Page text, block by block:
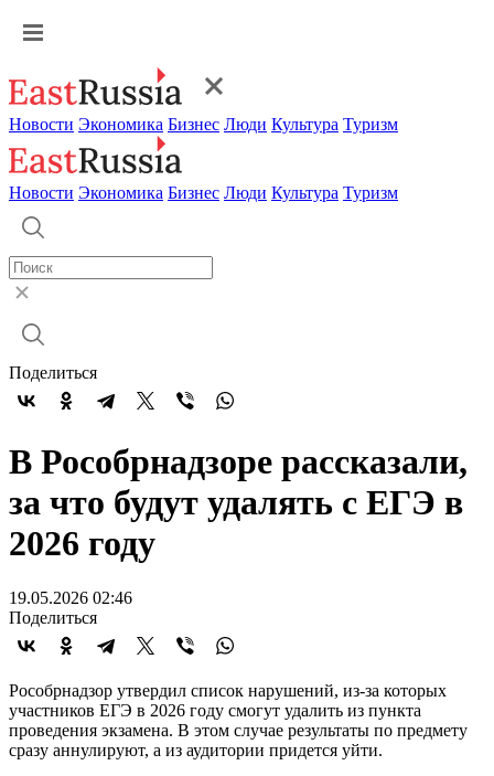
Новости Экономика Бизнес Люди Культура Туризм
Новости Экономика Бизнес Люди Культура Туризм
Поделиться
В Рособрнадзоре рассказали,
за что будут удалять с ЕГЭ в
2026 году
19.05.2026 02:46
Поделиться
Рособрнадзор утвердил список нарушений, из-за которых
участников ЕГЭ в 2026 году смогут удалить из пункта
проведения экзамена. В этом случае результаты по предмету
сразу аннулируют, а из аудитории придется уйти.